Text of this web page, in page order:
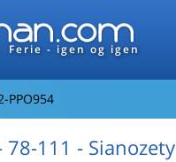
Ferie - igen og igen
PPO954
78-111 - Sianozety